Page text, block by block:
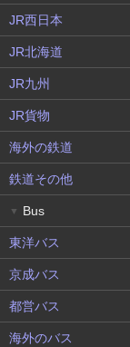
JR西日本
JR北海道
JR九州
JR貨物
海外の鉄道
鉄道その他
▼ Bus
東洋バス
京成バス
都営バス
海外のバス